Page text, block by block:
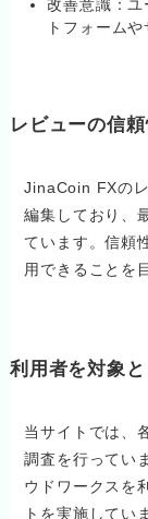
改善意識：
トフォーム
レビューの信
JinaCoin FXの
編集しており、
ています。信頼
用できることを
利用者を対象
当サイトでは、
調査を行ってい
ウドワークスを
トを実施してい